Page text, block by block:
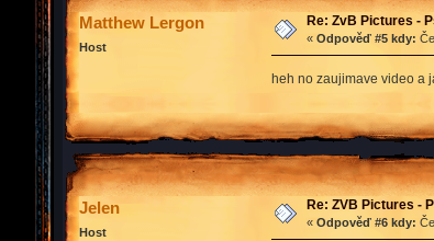
Matthew Lergon
Host
Re: ZvB Pictures -
« Odpověď #5 kdy:
heh no zaujimave video a
Jelen
Host
Re: ZVB Pictures -
« Odpověď #6 kdy: